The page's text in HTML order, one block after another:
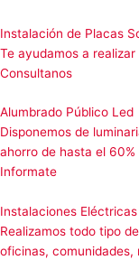
Instalación de Placas
Te ayudamos a
Consultanos
Alumbrado Público Led
Disponemos de
ahorro de hasta el
Informate
Instalaciones
Realizamos todo tipo
oficinas, comunidades,